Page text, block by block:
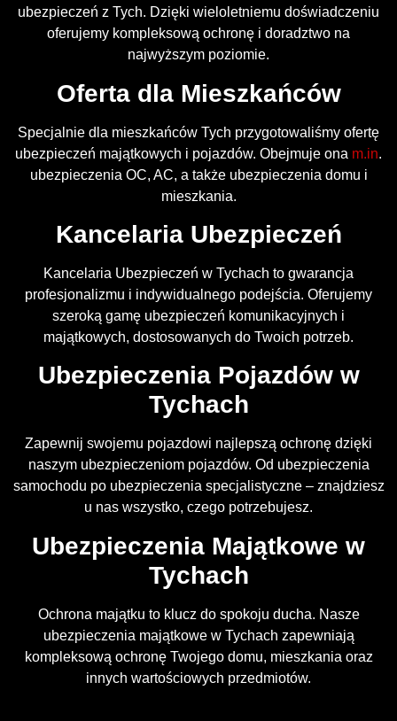
ubezpieczeń z Tych. Dzięki wieloletniemu doświadczeniu
oferujemy kompleksową ochronę i doradztwo na
najwyższym poziomie.
Oferta dla Mieszkańców
Specjalnie dla mieszkańców Tych przygotowaliśmy ofertę
ubezpieczeń majątkowych i pojazdów. Obejmuje ona m.in.
ubezpieczenia OC, AC, a także ubezpieczenia domu i
mieszkania.
Kancelaria Ubezpieczeń
Kancelaria Ubezpieczeń w Tychach to gwarancja
profesjonalizmu i indywidualnego podejścia. Oferujemy
szeroką gamę ubezpieczeń komunikacyjnych i
majątkowych, dostosowanych do Twoich potrzeb.
Ubezpieczenia Pojazdów w
Tychach
Zapewnij swojemu pojazdowi najlepszą ochronę dzięki
naszym ubezpieczeniom pojazdów. Od ubezpieczenia
samochodu po ubezpieczenia specjalistyczne – znajdziesz
u nas wszystko, czego potrzebujesz.
Ubezpieczenia Majątkowe w
Tychach
Ochrona majątku to klucz do spokoju ducha. Nasze
ubezpieczenia majątkowe w Tychach zapewniają
kompleksową ochronę Twojego domu, mieszkania oraz
innych wartościowych przedmiotów.